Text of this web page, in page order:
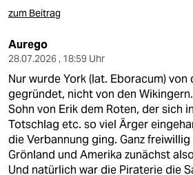
zum Beitrag
Aurego
28.07.2026 , 18:59 Uhr
Nur wurde York (lat. Eboracum) von
gegründet, nicht von den
Sohn von Erik dem Roten, der sich
Totschlag etc. so viel Ärger
die Verbannung ging. Ganz
Grönland und Amerika zunächst
Und natürlich war die Piraterie die